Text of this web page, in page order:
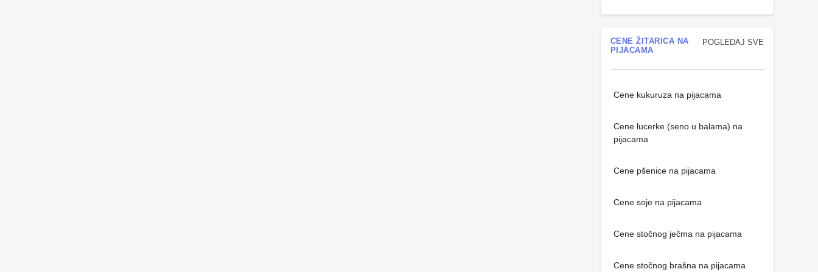
POGLEDAJ SVE
CENE ŽITARICA NA
PIJACAMA
Cene kukuruza na pijacama
Cene lucerke (seno u balama) na
pijacama
Cene pšenice na pijacama
Cene soje na pijacama
Cene stočnog ječma na pijacama
Cene stočnog brašna na pijacama